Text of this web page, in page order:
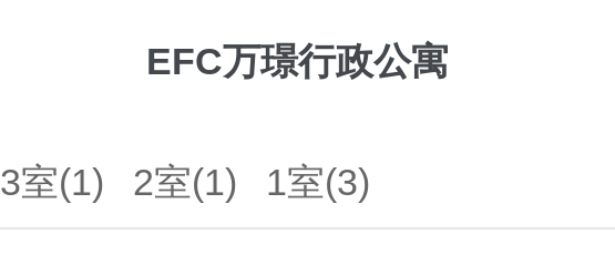
EFC万璟行政公寓
3室(1) 2室(1) 1室(3)